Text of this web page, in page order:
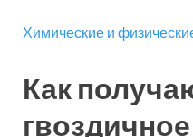
Химические и
Как